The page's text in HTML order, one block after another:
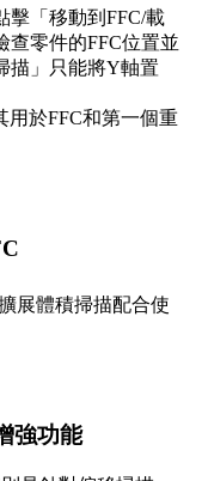
擊「移動到FFC/載
查零件的FFC位置並
描」只能將Y軸置
用於FFC和第一個重
展體積掃描配合使
強功能